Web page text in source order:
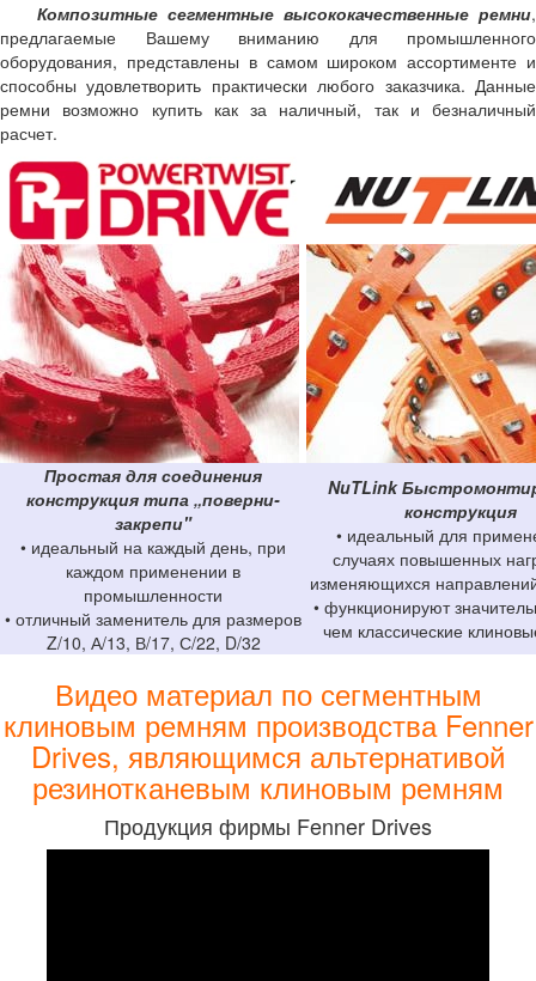
Композитные сегментные высококачественные ремни,
предлагаемые Вашему вниманию для промышленного
оборудования, представлены в самом широком ассортименте и
способны удовлетворить практически любого заказчика. Данные
ремни возможно купить как за наличный, так и безналичный
расчет.
Простая для соединения
конструкция типа „поверни-
закрепи"
• идеальный на каждый день, при
каждом применении в
промышленности
• отличный заменитель для размеров
Z/10, А/13, В/17, С/22, D/32
NuTLink
конструкция
• идеальный для
случаях повышенных
изменяющихся
• функционируют
чем классические
Видео материал по сегментным
клиновым ремням производства Fenner
Drives, являющимся альтернативой
резинотканевым клиновым ремням
Продукция фирмы Fenner Drives